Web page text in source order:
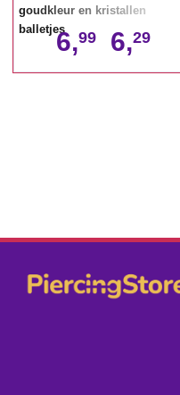
goudkleur en kristallen
balletjes
6,99 6,29